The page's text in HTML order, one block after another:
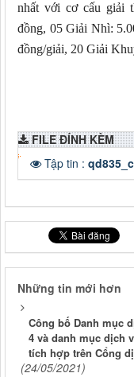
nhất với cơ cấu giải
đồng, 05 Giải Nhì:
đồng/giải, 20 Giải
FILE ĐÍNH KÈM
Tập tin :
Những tin mới hơn
Công bố Danh mục
4 và danh mục dịch
tích hợp trên Cổng
(24/05/2021)